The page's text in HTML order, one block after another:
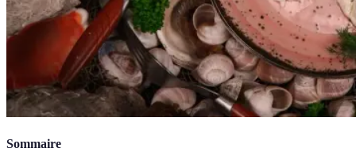
Sommaire